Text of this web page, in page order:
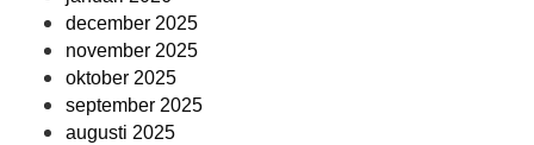
december 2025
november 2025
oktober 2025
september 2025
augusti 2025